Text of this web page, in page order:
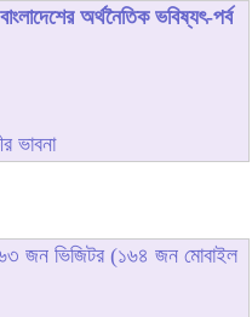
অর্থনৈতিক ভবিষ্যৎ-পর্ব
ভাবনা
জন ভিজিটর (১৬৪ জন মোবাইল